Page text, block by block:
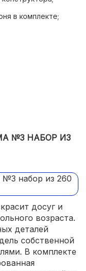
в комплекте;
№3 НАБОР ИЗ
досуг и
возраста.
деталей
собственной
В комплекте